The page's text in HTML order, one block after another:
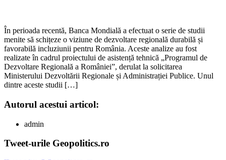
În perioada recentă, Banca Mondială a efectuat o serie de studii
menite să schițeze o viziune de dezvoltare regională durabilă și
favorabilă incluziunii pentru România. Aceste analize au fost
realizate în cadrul proiectului de asistență tehnică „Programul de
Dezvoltare Regională a României”, derulat la solicitarea
Ministerului Dezvoltării Regionale și Administrației Publice. Unul
dintre aceste studii […]
Autorul acestui articol:
admin
Tweet-urile Geopolitics.ro